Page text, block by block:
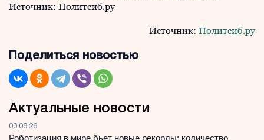
Источник: Политсиб.ру
Источник: Политсиб.ру
Поделиться новостью
Актуальные новости
03.08.26
Роботизация в мире бьет новые рекорды: количество